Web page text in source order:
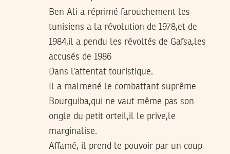
Ben Ali a réprimé farouchement les
tunisiens a la révolution de 1978,et de
1984,il a pendu les révoltés de Gafsa,les
accusés de 1986
Dans l’attentat touristique.
Il a malmené le combattant suprême
Bourguiba,qui ne vaut même pas son
ongle du petit orteil,il le prive,le
marginalise.
Affamé, il prend le pouvoir par un coup